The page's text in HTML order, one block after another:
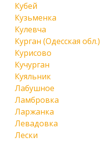
Кубей
Кузьменка
Кулевча
Курган (Одесская обл.)
Курисово
Кучурган
Куяльник
Лабушное
Ламбровка
Ларжанка
Левадовка
Лески